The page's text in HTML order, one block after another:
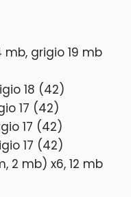
mb, grigio 19 mb
18 (42)
17 (42)
17 (42)
17 (42)
2 mb) x6, 12 mb